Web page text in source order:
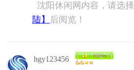
沈阳休闲网内容，请选择
陆】
后阅览！
hgy123456